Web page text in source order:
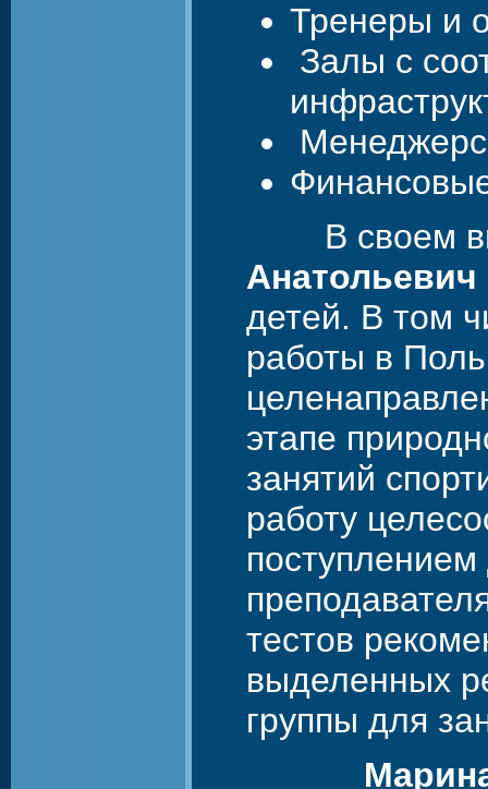
Тренеры и
Залы с
В своем
Анатольевич
детей. В том
работы в
этапе
занятий
работу
тестов
выделенных
группы для